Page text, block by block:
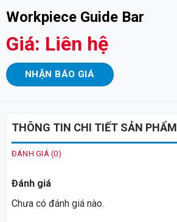
Workpiece Guide Bar
Giá: Liên hệ
NHẬN BÁO GIÁ
THÔNG TIN CHI TIẾT SẢN PHẨM
ĐÁNH GIÁ (0)
Đánh giá
Chưa có đánh giá nào.